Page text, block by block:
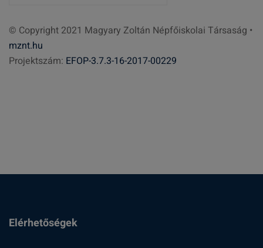
e
s
é
© Copyright 2021 Magyary Zoltán Népfőiskolai Társaság •
mznt.hu
Projektszám: EFOP-3.7.3-16-2017-00229
Elérhetőségek